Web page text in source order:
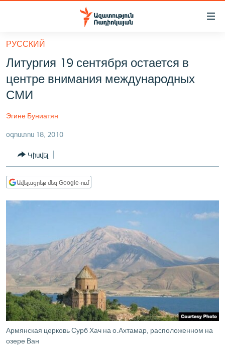
Մատչելիության
հիմնական
բովանդակությանը
հիմնական
մենյուին
ՀԱՅԱՍՏԱՆ
ՔԱՂԱՔԱԿԱՆ
ՏՆՏԵՍՈՒԹՅՈՒՆ
ՂԱՐԱԲԱՂ
ՄՇԱԿՈՒՅԹ
ՍՊՈՐՏ
ՄԵԿՆԱԲԱՆՈՒԹՅՈՒՆ
ՏՏ ԵՒ ԻՆՏԵՐՆԵՏ
ԱՐԽԻՎ
РУССКИЙ
Литургия 19 сентября остается в
центре внимания международных
СМИ
Эгине Буниатян
օգոստոս 18, 2010
Կիսվել
Ավելացրեք մեզ Google-ում
Армянская церковь Сурб Хач на о.Ахтамар, расположенном на
озере Ван